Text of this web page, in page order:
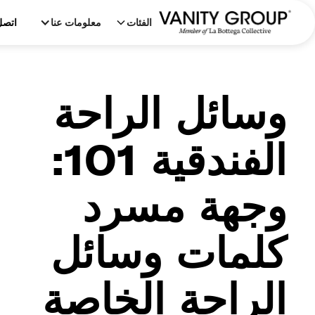
الفئات معلومات عنا
وسائل الراحة
الفندقية 101:
وجهة مسرد
كلمات وسائل
الراحة الخاصة